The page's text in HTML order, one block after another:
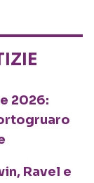
2026:
Ravel e